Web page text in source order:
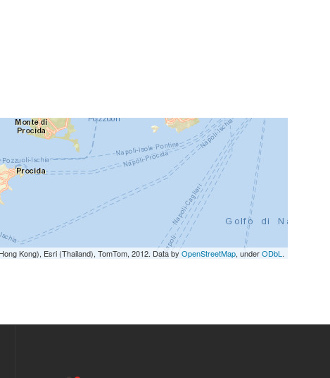
Kong), Esri (Thailand), TomTom, 2012. Data by OpenStreetMap, underODbL.